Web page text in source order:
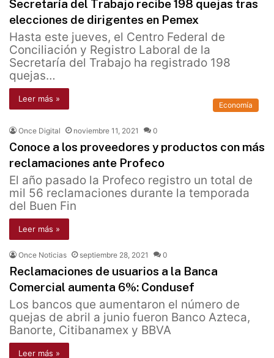
Secretaría del Trabajo recibe 198 quejas tras
elecciones de dirigentes en Pemex
Hasta este jueves, el Centro Federal de
Conciliación y Registro Laboral de la
Secretaría del Trabajo ha registrado 198
quejas…
Leer más »
Economía
Once Digital noviembre 11, 2021 0
Conoce a los proveedores y productos con más
reclamaciones ante Profeco
El año pasado la Profeco registro un total de
mil 56 reclamaciones durante la temporada
del Buen Fin
Leer más »
Once Noticias septiembre 28, 2021 0
Reclamaciones de usuarios a la Banca
Comercial aumenta 6%: Condusef
Los bancos que aumentaron el número de
quejas de abril a junio fueron Banco Azteca,
Banorte, Citibanamex y BBVA
Leer más »